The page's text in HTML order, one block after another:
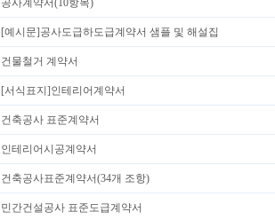
공사계약서(10항목)
[예시문]공사도급하도급계약서 샘플 및 해설집
건물철거 계약서
[서식표지]인테리어계약서
건축공사 표준계약서
인테리어시공계약서
건축공사표준계약서(34개 조항)
민간건설공사 표준도급계약서